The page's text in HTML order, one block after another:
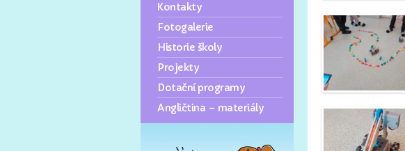
Kontakty
Fotogalerie
Historie školy
Projekty
Dotační programy
Angličtina – materiály